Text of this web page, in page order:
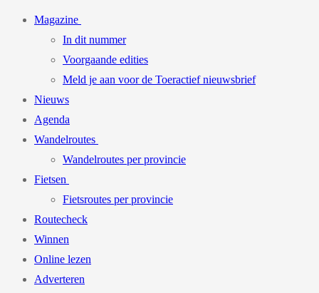
Magazine
In dit nummer
Voorgaande edities
Meld je aan voor de Toeractief nieuwsbrief
Nieuws
Agenda
Wandelroutes
Wandelroutes per provincie
Fietsen
Fietsroutes per provincie
Routecheck
Winnen
Online lezen
Adverteren